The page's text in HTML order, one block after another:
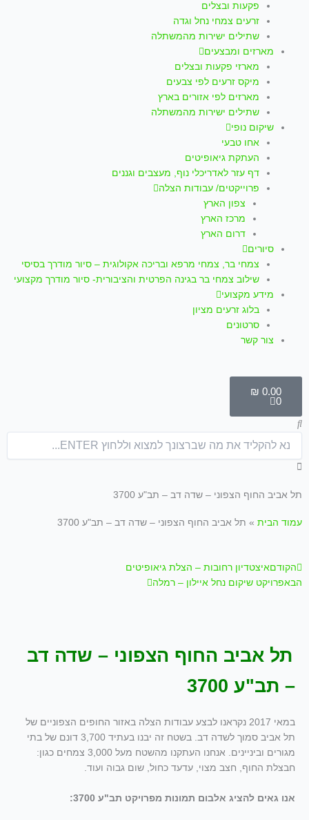
פקעות ובצלים
זרעים צמחי נחל וגדה
שתילים ישירות מהמשתלה
מארזים ומבצעים
מארזי פקעות ובצלים
מיקס זרעים לפי צבעים
מארזים לפי אזורים בארץ
שתילים ישירות מהמשתלה
שיקום נופי
אחו טבעי
העתקת גיאופיטים
דף עזר לאדריכלי נוף, מעצבים וגננים
פרוייקטים/ עבודות הצלה
צפון הארץ
מרכז הארץ
דרום הארץ
סיורים
צמחי בר, צמחי מרפא ובריכה אקולוגית – סיור מודרך בסיסי
שילוב צמחי בר בגינה הפרטית והציבורית- סיור מודרך מקצועי
מידע מקצועי
בלוג זרעים מציון
סרטונים
צור קשר
₪ 0.00
0
עגלת
קניות
חיפוש
תל אביב החוף הצפוני – שדה דב – תב"ע 3700
עמוד הבית » תל אביב החוף הצפוני – שדה דב – תב"ע 3700
קודם
הקודםאיצטדיון רחובות – הצלת גיאופיטים
הבאפרויקט שיקום נחל איילון – רמלה
הבא
תל אביב החוף הצפוני – שדה דב
– תב"ע 3700
במאי 2017 נקראנו לבצע עבודות הצלה באזור החופים הצפוניים של
תל אביב סמוך לשדה דב. בשטח זה יבנו בעתיד 3,700 דונם של בתי
מגורים וביניינים. אנחנו העתקנו מהשטח מעל 3,000 צמחים כגון:
חבצלת החוף, חצב מצוי, עדעד כחול, שום גבוה ועוד.
אנו גאים להציג אלבום תמונות מפרויקט תב"ע 3700: